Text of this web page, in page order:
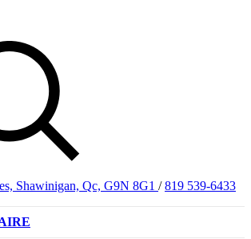
Shawinigan, Qc, G9N 8G1 / 819 539-6433